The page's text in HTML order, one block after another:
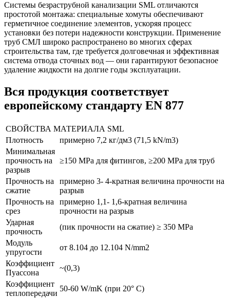
Системы безраструбной канализации SML отличаются
простотой монтажа: специальные хомуты обеспечивают
герметичное соединение элементов, ускоряя процесс
установки без потери надежности конструкции. Применение
труб СМЛ широко распространено во многих сферах
строительства там, где требуется долговечная и эффективная
система отвода сточных вод — они гарантируют безопасное
удаление жидкости на долгие годы эксплуатации.
Вся продукция соответствует
европейскому стандарту EN 877
СВОЙСТВА МАТЕРИАЛА SML
Плотность
примерно 7,2 кг/дм3 (71,5 kN/m3)
Минимальная
прочность на
разрыв
≥150 MPa для фитингов, ≥200 MPa для труб
Прочность на
сжатие
примерно 3- 4-кратная величина прочности на
разрыв
Прочность на
срез
примерно 1,1- 1,6-кратная величина
прочности на разрыв
Ударная
прочность
(пик прочности на сжатие) ≥ 350 MPa
Модуль
упругости
от 8.104 до 12.104 N/mm2
Коэффициент
Пуассона
~(0,3)
Коэффициент
теплопередачи
50-60 W/mK (при 20° C)